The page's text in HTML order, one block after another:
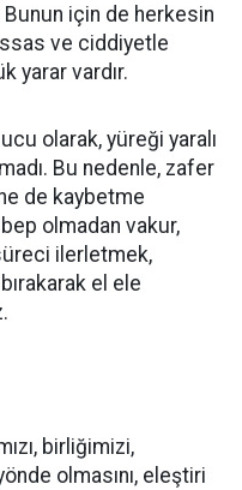
Bunun için de herkesin
ve ciddiyetle
yarar vardır.
olarak, yüreği yaralı
Bu nedenle, zafer
de kaybetme
olmadan vakur,
ilerletmek,
bırakarak el ele
birliğimizi,
olmasını, eleştiri